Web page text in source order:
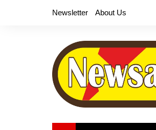
Newsletter About Us